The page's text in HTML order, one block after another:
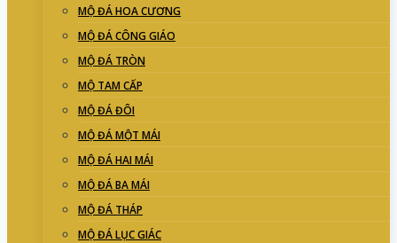
MỘ ĐÁ HOA CƯƠNG
MỘ ĐÁ CÔNG GIÁO
MỘ ĐÁ TRÒN
MỘ TAM CẤP
MỘ ĐÁ ĐÔI
MỘ ĐÁ MỘT MÁI
MỘ ĐÁ HAI MÁI
MỘ ĐÁ BA MÁI
MỘ ĐÁ THÁP
MỘ ĐÁ LỤC GIÁC